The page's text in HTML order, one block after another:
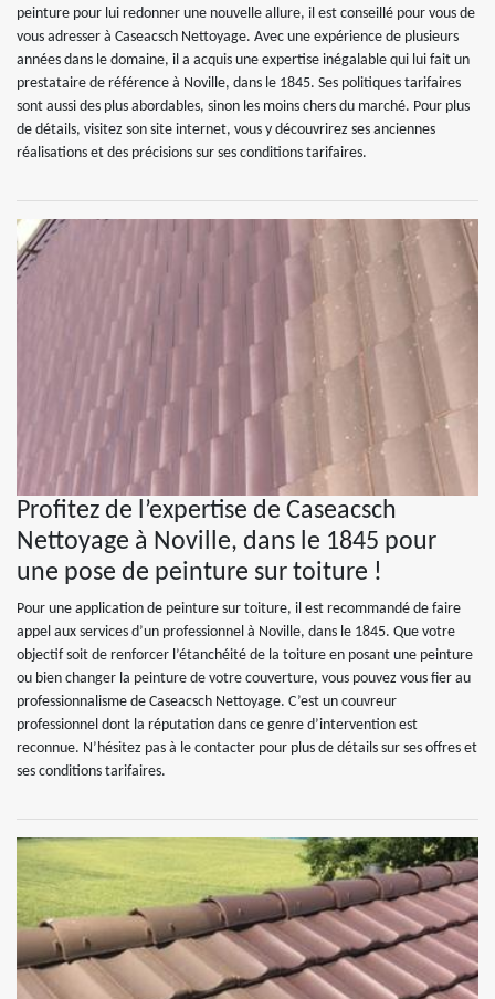
peinture pour lui redonner une nouvelle allure, il est conseillé pour vous de
vous adresser à Caseacsch Nettoyage. Avec une expérience de plusieurs
années dans le domaine, il a acquis une expertise inégalable qui lui fait un
prestataire de référence à Noville, dans le 1845. Ses politiques tarifaires
sont aussi des plus abordables, sinon les moins chers du marché. Pour plus
de détails, visitez son site internet, vous y découvrirez ses anciennes
réalisations et des précisions sur ses conditions tarifaires.
Profitez de l’expertise de Caseacsch
Nettoyage à Noville, dans le 1845 pour
une pose de peinture sur toiture !
Pour une application de peinture sur toiture, il est recommandé de faire
appel aux services d’un professionnel à Noville, dans le 1845. Que votre
objectif soit de renforcer l’étanchéité de la toiture en posant une peinture
ou bien changer la peinture de votre couverture, vous pouvez vous fier au
professionnalisme de Caseacsch Nettoyage. C’est un couvreur
professionnel dont la réputation dans ce genre d’intervention est
reconnue. N’hésitez pas à le contacter pour plus de détails sur ses offres et
ses conditions tarifaires.